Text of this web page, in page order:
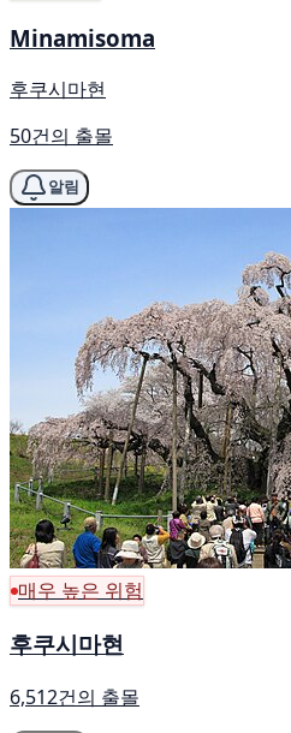
Minamisoma
후쿠시마현
50건의 출몰
알림
매우 높은 위험
후쿠시마현
6,512건의 출몰